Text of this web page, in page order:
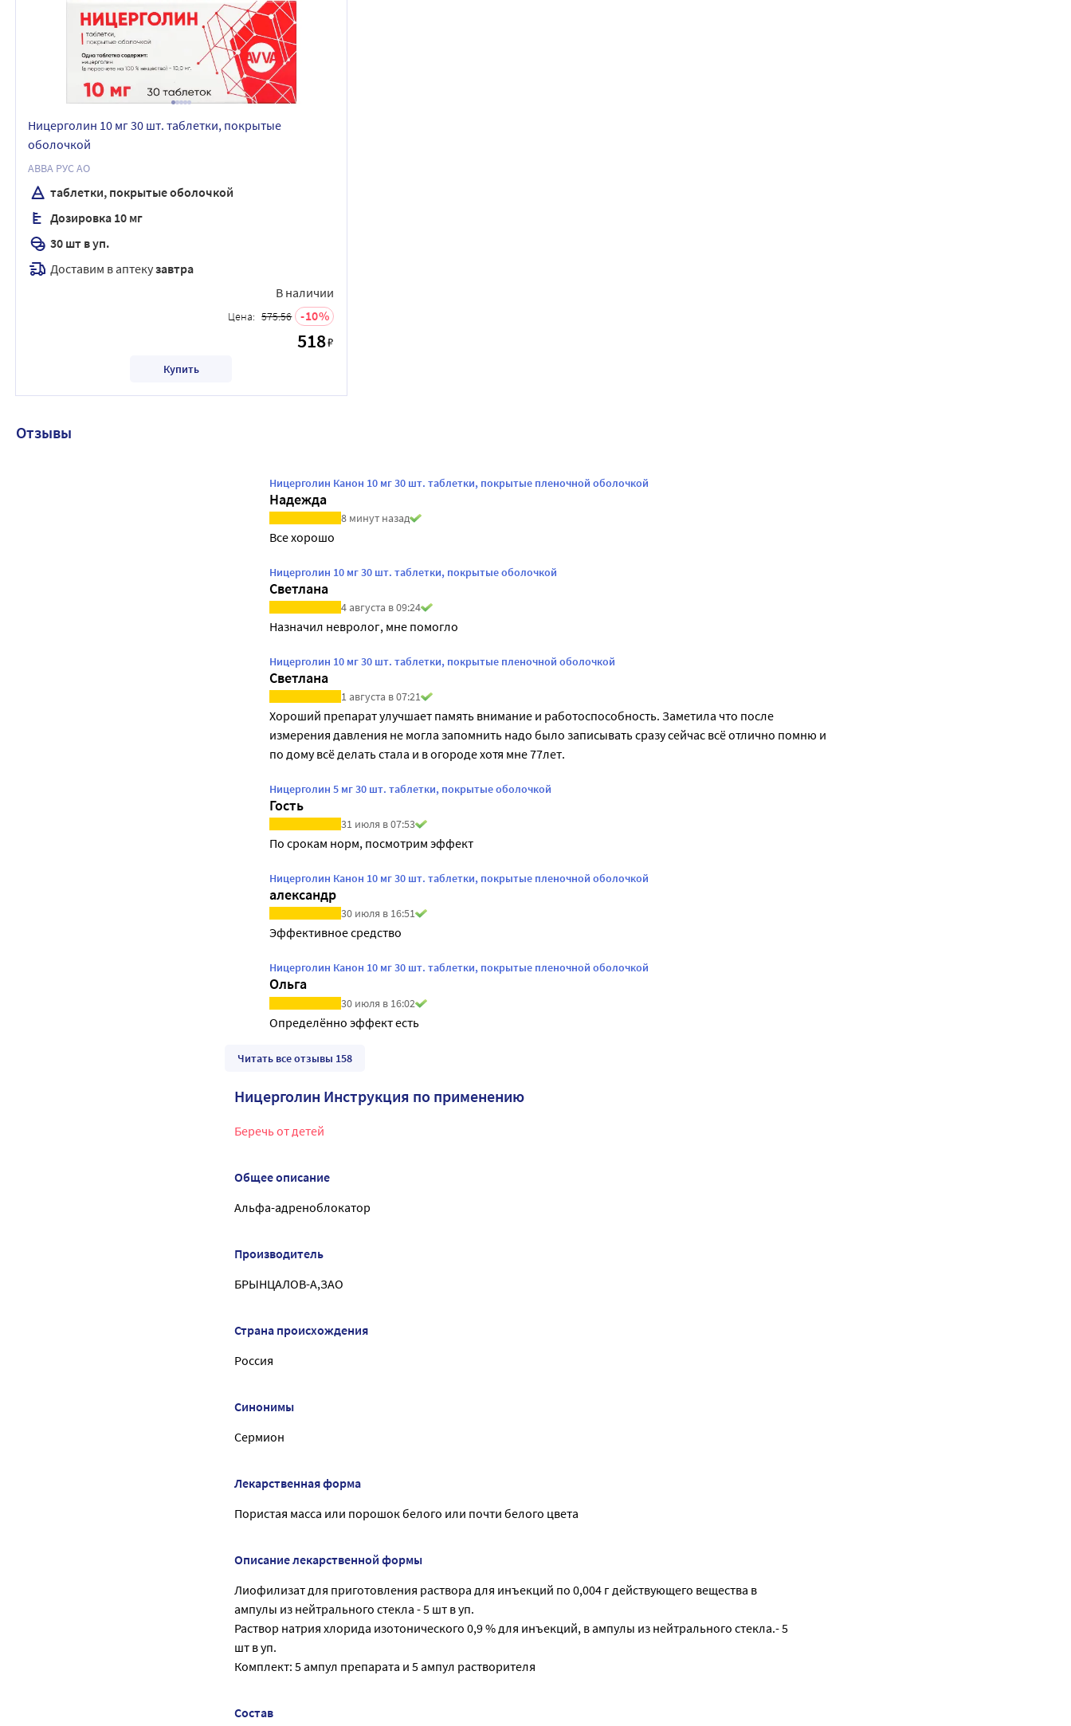
Ницерголин 10 мг 30 шт. таблетки, покрытые
оболочкой
АВВА РУС АО
таблетки, покрытые оболочкой
Дозировка 10 мг
30 шт в уп.
Доставим в аптекузавтра
В наличии
Цена: 575.56 10
518₽
Купить
Отзывы
Ницерголин Канон 10 мг 30 шт. таблетки, покрытые пленочной оболочкой
Надежда
8 минут назад
Все хорошо
Ницерголин 10 мг 30 шт. таблетки, покрытые оболочкой
Светлана
4 августа в 09:24
Назначил невролог, мне помогло
Ницерголин 10 мг 30 шт. таблетки, покрытые пленочной оболочкой
Светлана
1 августа в 07:21
Хороший препарат улучшает память внимание и работоспособность. Заметила что после
измерения давления не могла запомнить надо было записывать сразу сейчас всё отлично помню и
по дому всё делать стала и в огороде хотя мне 77лет.
Ницерголин 5 мг 30 шт. таблетки, покрытые оболочкой
Гость
31 июля в 07:53
По срокам норм, посмотрим эффект
Ницерголин Канон 10 мг 30 шт. таблетки, покрытые пленочной оболочкой
александр
30 июля в 16:51
Эффективное средство
Ницерголин Канон 10 мг 30 шт. таблетки, покрытые пленочной оболочкой
Ольга
30 июля в 16:02
Определённо эффект есть
Читать все отзывы 158
Ницерголин Инструкция по применению
Беречь от детей
Общее описание
Альфа-адреноблокатор
Производитель
БРЫНЦАЛОВ-А,ЗАО
Страна происхождения
Россия
Синонимы
Сермион
Лекарственная форма
Пористая масса или порошок белого или почти белого цвета
Описание лекарственной формы
Лиофилизат для приготовления раствора для инъекций по 0,004 г действующего вещества в
ампулы из нейтрального стекла - 5 шт в уп.
Раствор натрия хлорида изотонического 0,9 % для инъекций, в ампулы из нейтрального стекла.- 5
шт в уп.
Комплект: 5 ампул препарата и 5 ампул растворителя
Состав